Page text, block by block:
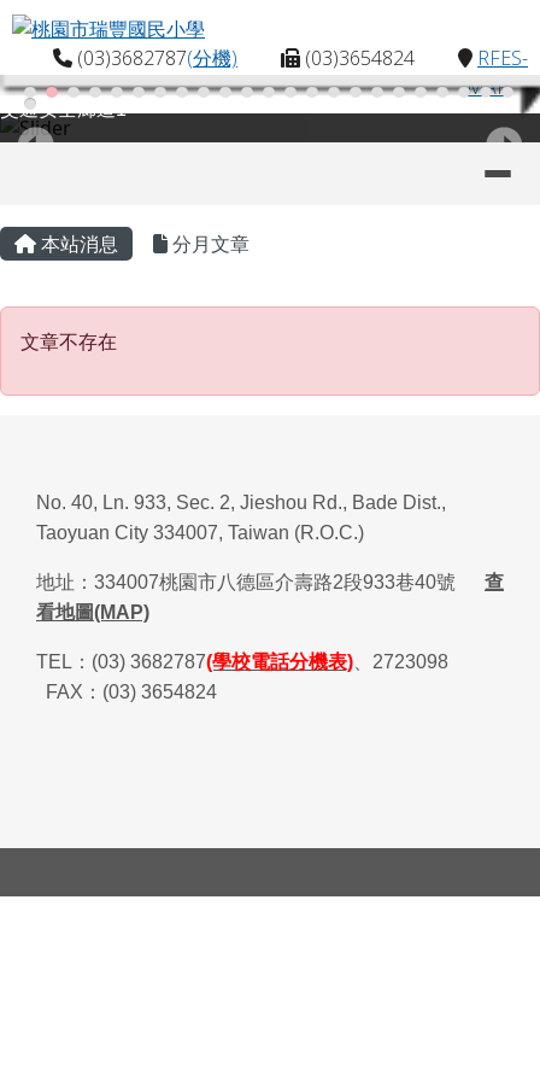
跳至主內容區
桃園市瑞豐國民小學
(03)3682787(分機) (03)3654824
RFES-
MAP
交通安全廊道1
主內容區域
本站消息 分月文章
文章不存在
文章不存在
頁尾區域
No. 40, Ln. 933, Sec. 2, Jieshou Rd., Bade Dist.,
Taoyuan City 334007, Taiwan (R.O.C.)
地址： 334007桃園市八德區介壽路2段933巷40號
查
看地圖(MAP)
TEL ： (03) 3682787(學校電話分機表)
2723098
FAX ： (03) 3654824